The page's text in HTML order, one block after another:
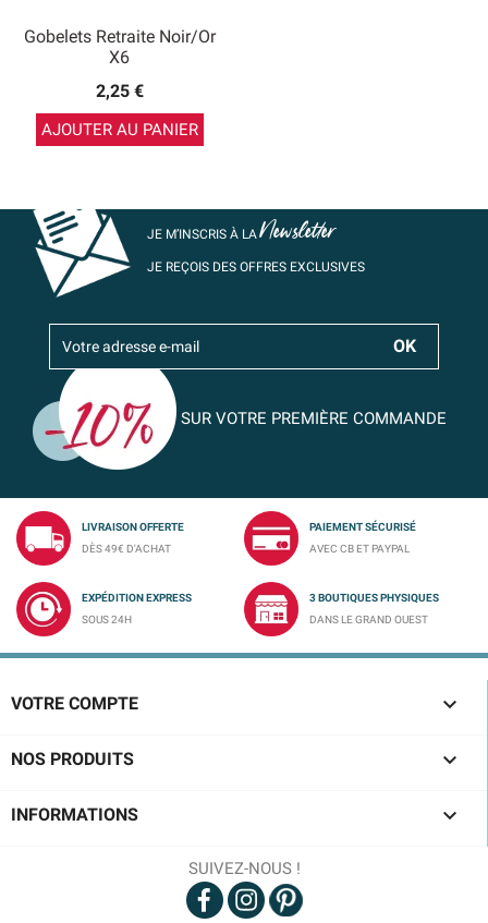
Gobelets Retraite Noir/or
X6
2,25 €
AJOUTER AU PANIER
JE M’INSCRIS À LANewsletter
JE REÇOIS DES OFFRES EXCLUSIVES
SUR VOTRE PREMIÈRE COMMANDE
LIVRAISON OFFERTE
DÈS 49€ D'ACHAT
PAIEMENT SÉCURISÉ
AVEC CB ET PAYPAL
EXPÉDITION EXPRESS
SOUS 24H
3 BOUTIQUES PHYSIQUES
DANS LE GRAND OUEST
VOTRE COMPTE 
NOS PRODUITS 
INFORMATIONS 
SUIVEZ-NOUS !